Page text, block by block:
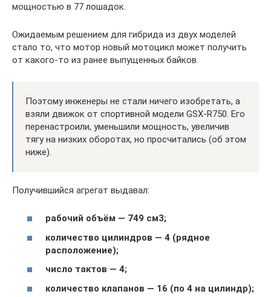
мощностью в 77 лошадок.
Ожидаемым решением для гибрида из двух моделей
стало то, что мотор новый мотоцикл может получить
от какого-то из ранее выпущенных байков.
Поэтому инженеры не стали ничего изобретать, а
взяли движок от спортивной модели GSX-R750. Его
перенастроили, уменьшили мощность, увеличив
тягу на низких оборотах, но просчитались (об этом
ниже).
Получившийся агрегат выдавал:
рабочий объём — 749 см3;
количество цилиндров — 4 (рядное
расположение);
число тактов — 4;
количество клапанов — 16 (по 4 на цилиндр);